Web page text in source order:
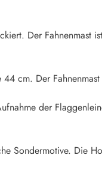
Der
cm. Der
der
Sondermotive. Die